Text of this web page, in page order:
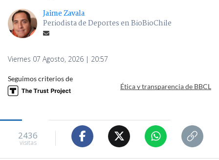
Jaime Zavala
Periodista de Deportes en BioBioChile
Viernes 07 Agosto, 2026 | 20:57
Seguimos criterios de
Ética y transparencia de BBCL
2436
visitas